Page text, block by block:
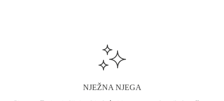
NJEŽNA NJEGA